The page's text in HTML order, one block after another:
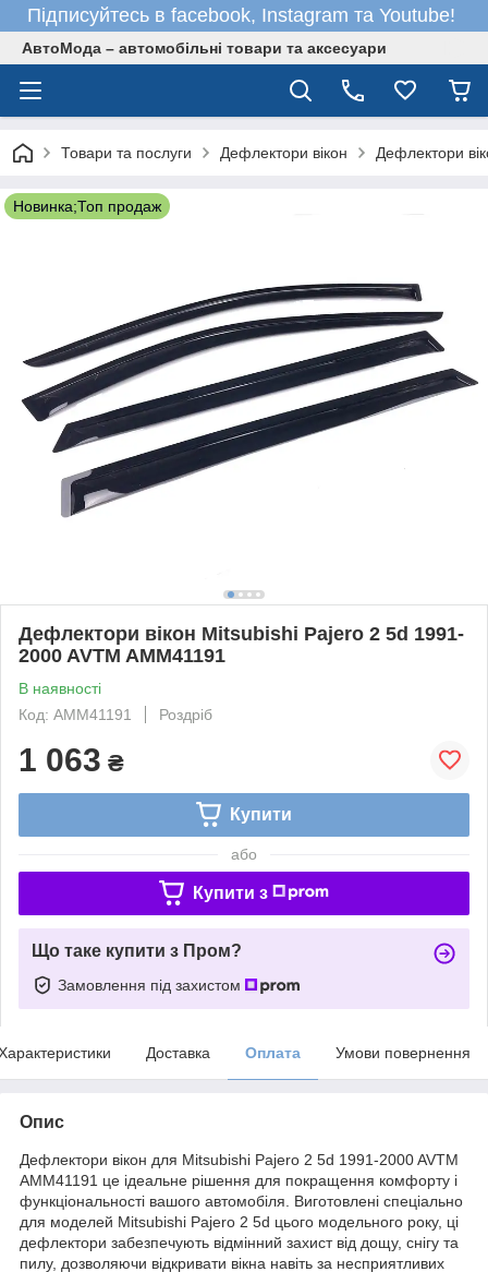
Підписуйтесь в facebook, Instagram та Youtube!
АвтоМода – автомобільні товари та аксесуари
Товари та послуги Дефлектори вікон Дефлектори
Новинка;Топ продаж
Дефлектори вікон Mitsubishi Pajero 2 5d 1991-
2000 AVTM AMM41191
В наявності
Код: AMM41191
Роздріб
1 063 ₴
Купити
або
Купити з
Що таке купити з Пром?
Замовлення під захистом
Доставка Оплата Умови повернення
Опис
Дефлектори вікон для Mitsubishi Pajero 2 5d 1991-2000 AVTM
AMM41191 це ідеальне рішення для покращення комфорту і
функціональності вашого автомобіля. Виготовлені спеціально
для моделей Mitsubishi Pajero 2 5d цього модельного року, ці
дефлектори забезпечують відмінний захист від дощу, снігу та
пилу, дозволяючи відкривати вікна навіть за несприятливих